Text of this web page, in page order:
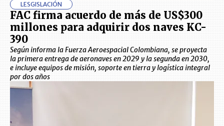
LESGISLACIÓN
FAC firma acuerdo de más de US$300
millones para adquirir dos naves KC-
390
Según informa la Fuerza Aeroespacial Colombiana, se proyecta
la primera entrega de aeronaves en 2029 y la segunda en 2030,
e incluye equipos de misión, soporte en tierra y logística integral
por dos años